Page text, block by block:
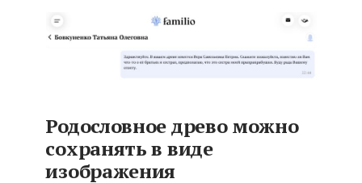
Родословное древо можно
сохранять в виде
изображения